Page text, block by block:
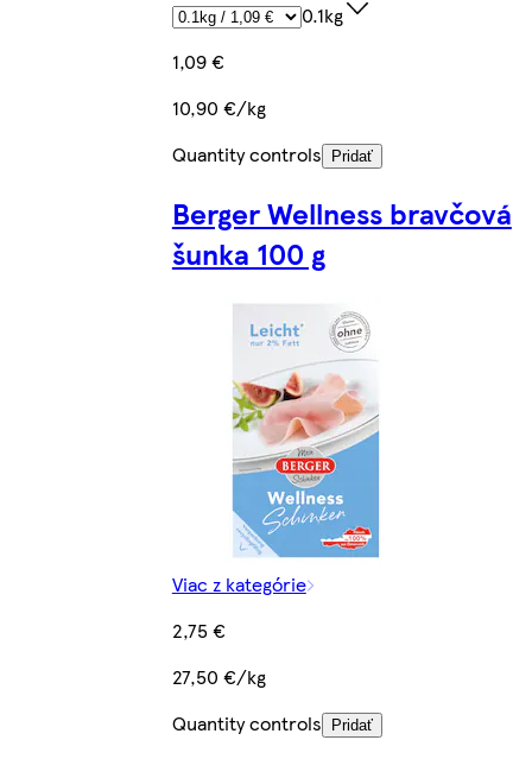
0.1kg
1,09 €
10,90 €/kg
Quantity controls
Pridať
Berger Wellness bravčová
šunka 100 g
Viac z kategórie
2,75 €
27,50 €/kg
Quantity controls
Pridať